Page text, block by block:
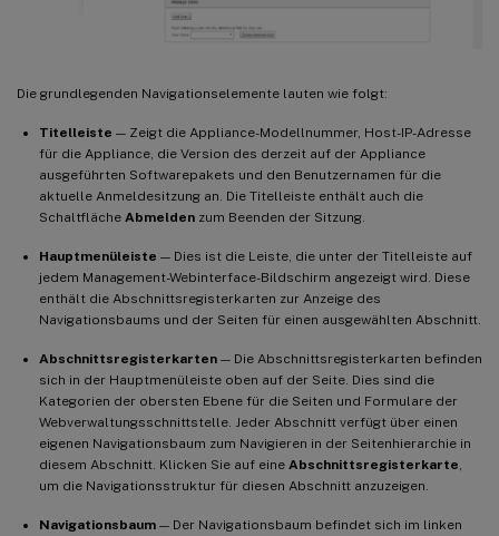
Die grundlegenden Navigationselemente lauten wie folgt:
Titelleiste — Zeigt die Appliance-Modellnummer, Host-IP-Adresse
für die Appliance, die Version des derzeit auf der Appliance
ausgeführten Softwarepakets und den Benutzernamen für die
aktuelle Anmeldesitzung an. Die Titelleiste enthält auch die
Schaltfläche Abmelden zum Beenden der Sitzung.
Hauptmenüleiste — Dies ist die Leiste, die unter der Titelleiste auf
jedem Management-Webinterface-Bildschirm angezeigt wird. Diese
enthält die Abschnittsregisterkarten zur Anzeige des
Navigationsbaums und der Seiten für einen ausgewählten Abschnitt.
Abschnittsregisterkarten — Die Abschnittsregisterkarten befinden
sich in der Hauptmenüleiste oben auf der Seite. Dies sind die
Kategorien der obersten Ebene für die Seiten und Formulare der
Webverwaltungsschnittstelle. Jeder Abschnitt verfügt über einen
eigenen Navigationsbaum zum Navigieren in der Seitenhierarchie in
diesem Abschnitt. Klicken Sie auf eine Abschnittsregisterkarte
um die Navigationsstruktur für diesen Abschnitt anzuzeigen.
Navigationsbaum — Der Navigationsbaum befindet sich im linken